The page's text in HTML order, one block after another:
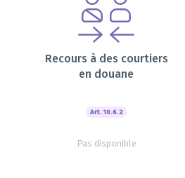
Recours à des courtiers
en douane
Art. 10.6.2
Pas disponible